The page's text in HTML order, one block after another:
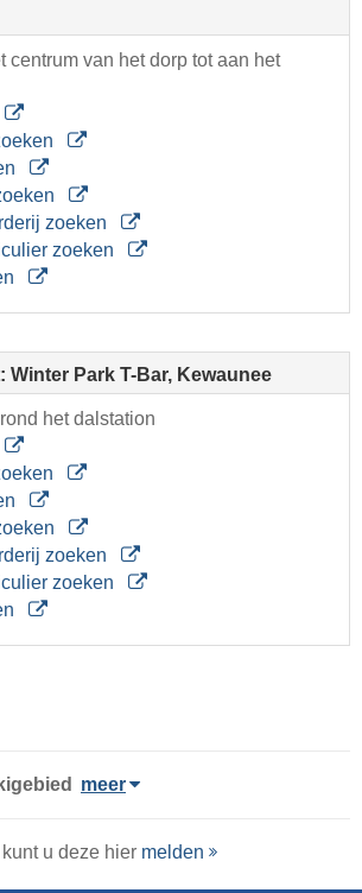
centrum van het dorp tot aan het
zoeken
zoeken
Winter Park T-Bar, Kewaunee
het dalstation
zoeken
zoeken
meer
u deze hier melden